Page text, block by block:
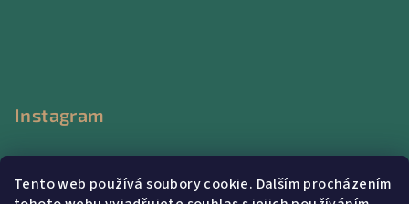
Tento web používá soubory cookie. Dalším procházením
Instagram